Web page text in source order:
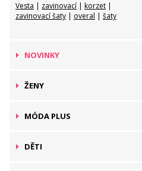
Vesta | zavinovací | korzet |
zavinovací šaty | overal | šaty
NOVINKY
ŽENY
MÓDA PLUS
DĚTI